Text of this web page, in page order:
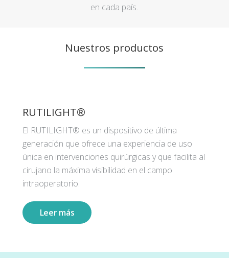
en cada país.
Nuestros productos
RUTILIGHT®
El RUTILIGHT® es un dispositivo de última
generación que ofrece una experiencia de uso
única en intervenciones quirúrgicas y que facilita al
cirujano la máxima visibilidad en el campo
intraoperatorio.
Leer más